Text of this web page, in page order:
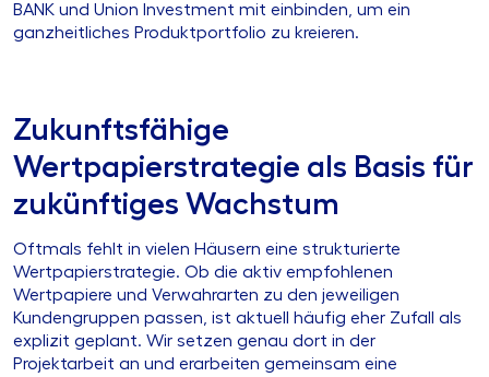
BANK und Union Investment mit einbinden, um ein
ganzheitliches Produktportfolio zu kreieren.
Zukunftsfähige
Wertpapierstrategie als Basis für
zukünftiges Wachstum
Oftmals fehlt in vielen Häusern eine strukturierte
Wertpapierstrategie. Ob die aktiv empfohlenen
Wertpapiere und Verwahrarten zu den jeweiligen
Kundengruppen passen, ist aktuell häufig eher Zufall als
explizit geplant. Wir setzen genau dort in der
Projektarbeit an und erarbeiten gemeinsam eine